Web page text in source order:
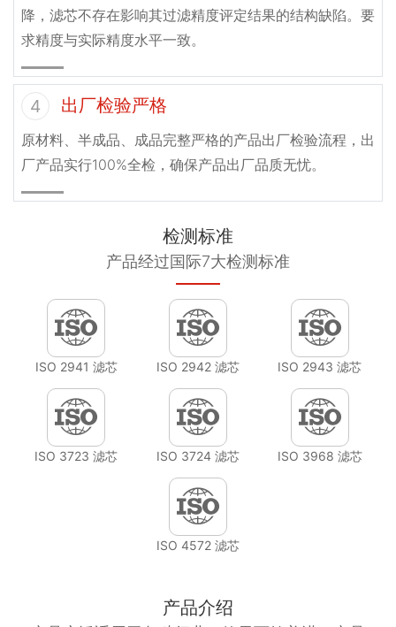
降，滤芯不存在影响其过滤精度评定结果的结构缺陷。要
求精度与实际精度水平一致。
4 出厂检验严格
原材料、半成品、成品完整严格的产品出厂检验流程，出
厂产品实行100%全检，确保产品出厂品质无忧。
检测标准
产品经过国际7大检测标准
ISO 2941 滤芯 ISO 2942 滤芯 ISO 2943 滤芯
ISO 3723 滤芯 ISO 3724 滤芯 ISO 3968 滤芯
ISO 4572 滤芯
产品介绍